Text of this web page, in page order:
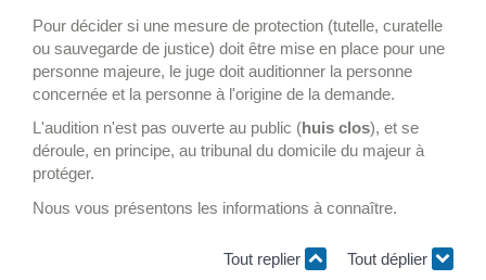
Pour décider si une mesure de protection (tutelle, curatelle
ou sauvegarde de justice) doit être mise en place pour une
personne majeure, le juge doit auditionner la personne
concernée et la personne à l'origine de la demande.
L'audition n'est pas ouverte au public (huis clos), et se
déroule, en principe, au tribunal du domicile du majeur à
protéger.
Nous vous présentons les informations à connaître.
Tout replier Tout déplier